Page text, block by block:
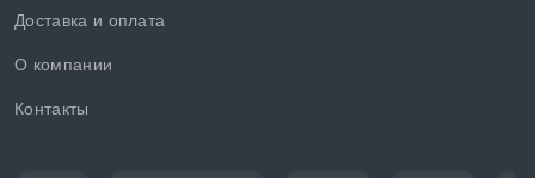
Доставка и оплата
О компании
Контакты